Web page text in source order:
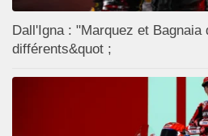
Dall'Igna : "Marquez et Bagnaia
différents&quot ;